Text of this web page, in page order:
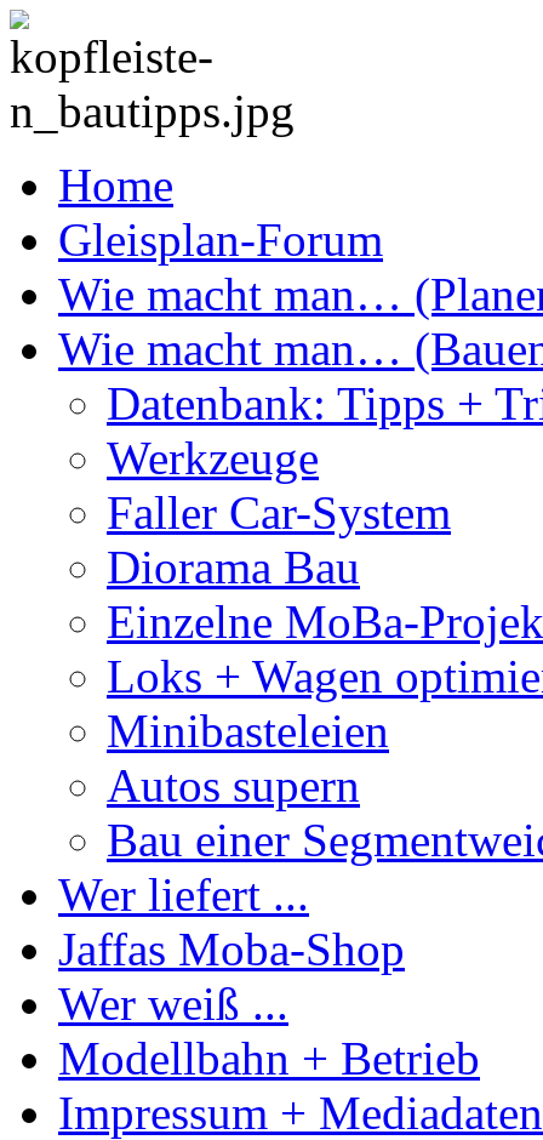
Home
Gleisplan-Forum
Wie macht man…
Wie macht man…
Datenbank: Tipps +
Werkzeuge
Faller Car-System
Diorama Bau
Einzelne MoBa-
Loks + Wagen
Minibasteleien
Autos supern
Bau einer
Wer liefert ...
Jaffas Moba-Shop
Wer weiß ...
Modellbahn + Betrieb
Impressum + Mediadaten